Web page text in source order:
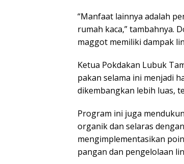
“Manfaat lainnya adalah
rumah kaca,” tambahnya.
maggot memiliki dampak
Ketua Pokdakan Lubuk
pakan selama ini menjadi
dikembangkan lebih luas,
Program ini juga
organik dan selaras
mengimplementasikan
pangan dan pengelolaan